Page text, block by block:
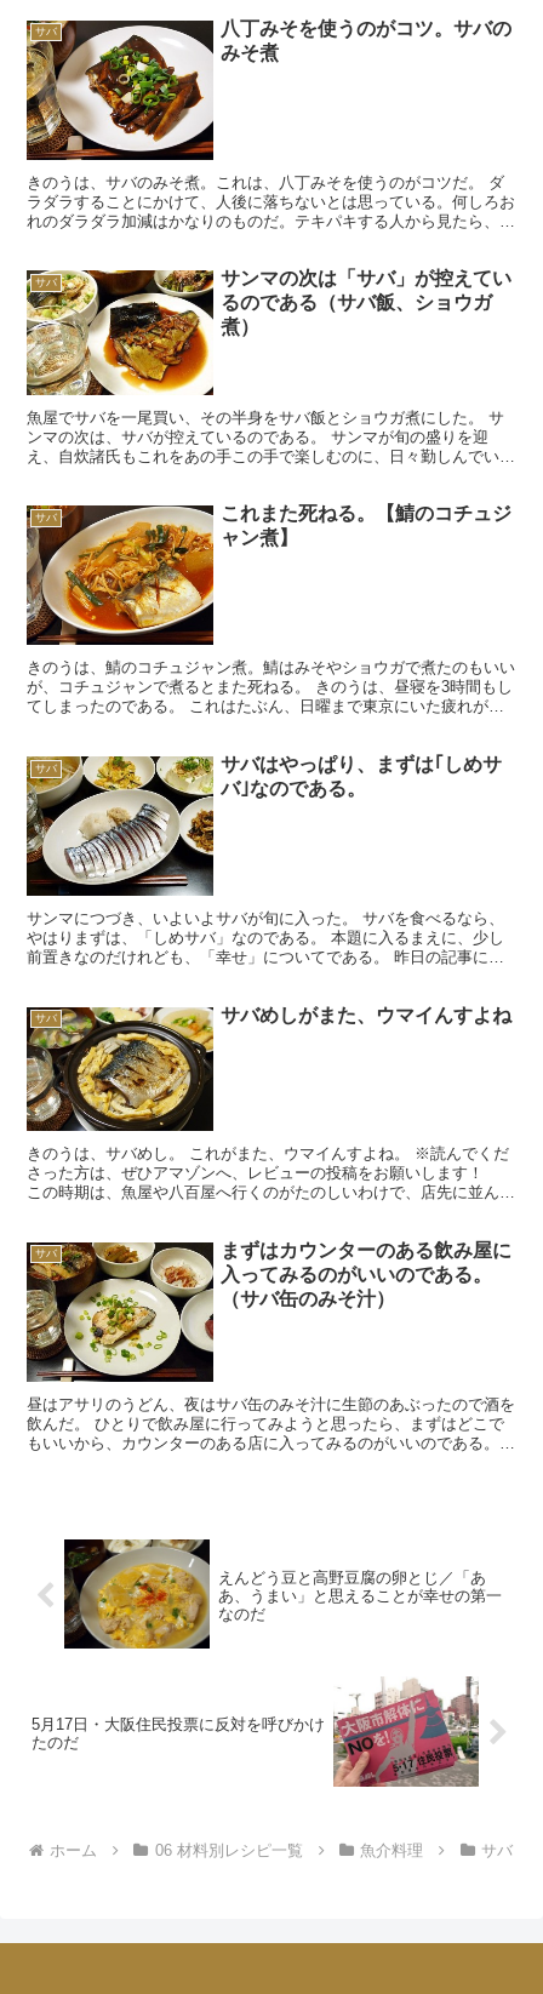
サバ
八丁みそを使うのがコツ。サバの
みそ煮
きのうは、サバのみそ煮。これは、八丁みそを使うのがコツだ。 ダ
ラダラすることにかけて、人後に落ちないとは思っている。何しろお
れのダラダラ加減はかなりのものだ。テキパキする人から見たら、光
サバ
サンマの次は「サバ」が控えてい
るのである（サバ飯、ショウガ
煮）
魚屋でサバを一尾買い、その半身をサバ飯とショウガ煮にした。 サ
ンマの次は、サバが控えているのである。 サンマが旬の盛りを迎
え、自炊諸氏もこれをあの手この手で楽しむのに、日々勤しんでいる
サバ
これまた死ねる。【鯖のコチュジ
ャン煮】
きのうは、鯖のコチュジャン煮。鯖はみそやショウガで煮たのもいい
が、コチュジャンで煮るとまた死ねる。 きのうは、昼寝を3時間もし
てしまったのである。 これはたぶん、日曜まで東京にいた疲れが、
サバ
サバはやっぱり、まずは｢しめサ
バ｣なのである。
サンマにつづき、いよいよサバが旬に入った。 サバを食べるなら、
やはりまずは、「しめサバ」なのである。 本題に入るまえに、少し
前置きなのだけれども、「幸せ」についてである。 昨日の記事には
サバ サバめしがまた、ウマイんすよね
きのうは、サバめし。 これがまた、ウマイんすよね。 ※読んでくだ
さった方は、ぜひアマゾンへ、レビューの投稿をお願いします！
この時期は、魚屋や八百屋へ行くのがたのしいわけで、店先に並んで
サバ
まずはカウンターのある飲み屋に
入ってみるのがいいのである。
（サバ缶のみそ汁）
昼はアサリのうどん、夜はサバ缶のみそ汁に生節のあぶったので酒を
飲んだ。 ひとりで飲み屋に行ってみようと思ったら、まずはどこで
もいいから、カウンターのある店に入ってみるのがいいのである。
えんどう豆と高野豆腐の卵とじ／「あ
あ、うまい」と思えることが幸せの第一
なのだ
5月17日・大阪住民投票に反対を呼びかけ
たのだ
ホーム 06 材料別レシピ一覧 魚介料理 サバ